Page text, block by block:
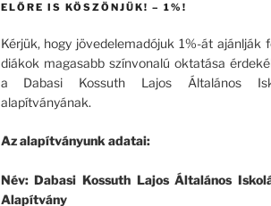
ELŐRE IS KÖSZÖNJÜK! – 1%!
Kérjük, hogy jövedelemadójuk 1%-át ajánlják
diákok magasabb színvonalú oktatása
a Dabasi Kossuth Lajos Általános
alapítványának.
Az alapítványunk adatai:
Név: Dabasi Kossuth Lajos Általános
Alapítvány